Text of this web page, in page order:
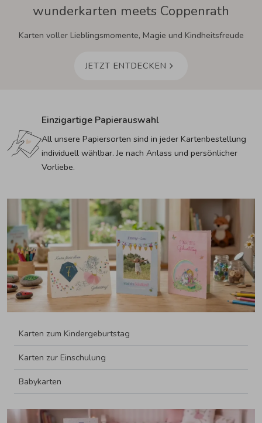
wunderkarten meets Coppenrath
Karten voller Lieblingsmomente, Magie und Kindheitsfreude
JETZT ENTDECKEN
Einzigartige Papierauswahl
All unsere Papiersorten sind in jeder Kartenbestellung
individuell wählbar. Je nach Anlass und persönlicher
Vorliebe.
Karten zum Kindergeburtstag
Karten zur Einschulung
Babykarten